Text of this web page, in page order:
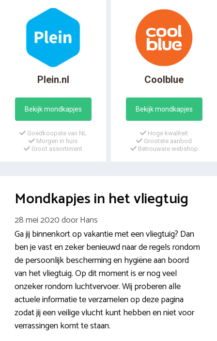
Plein.nl
Bekijk mondkapjes
Goedkoopste van NL
Morgen in huis
Groot assortiment
Coolblue
Bekijk mondkapjes
Hoge kwaliteit
Grootste aanbod
Betrouware webshop
Mondkapjes in het vliegtuig
28 mei 2020doorHans
Ga jij binnenkort op vakantie met een vliegtuig? Dan
ben je vast en zeker benieuwd naar de regels rondom
de persoonlijk bescherming en hygiëne aan boord
van het vliegtuig. Op dit moment is er nog veel
onzeker rondom luchtvervoer. Wij proberen alle
actuele informatie te verzamelen op deze pagina
zodat jij een veilige vlucht kunt hebben en niet voor
verrassingen komt te staan.